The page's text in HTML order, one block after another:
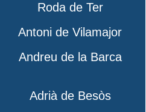
Roda de Ter
Antoni de Vilamajor
Andreu de la Barca
Adrià de Besòs